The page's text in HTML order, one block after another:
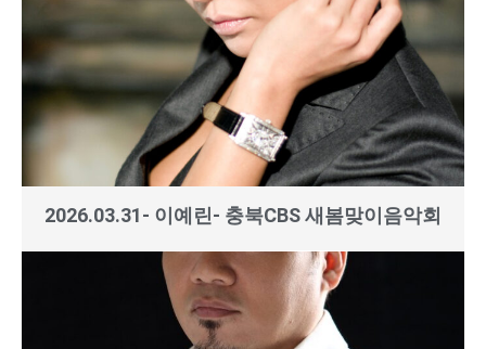
2026.03.31- 이예린- 충북CBS 새봄맞이음악회